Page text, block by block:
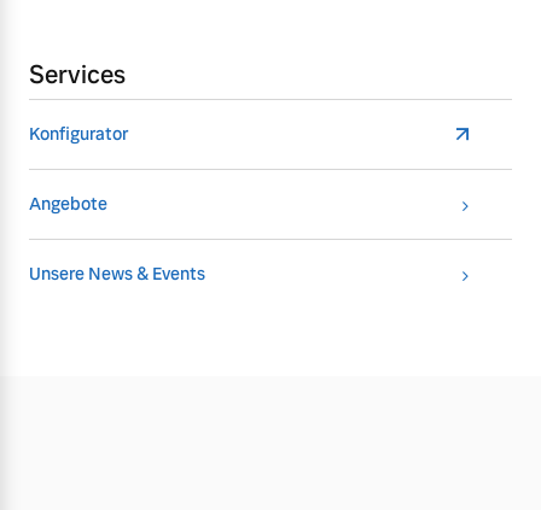
Services
Konfigurator
Angebote
Unsere News & Events